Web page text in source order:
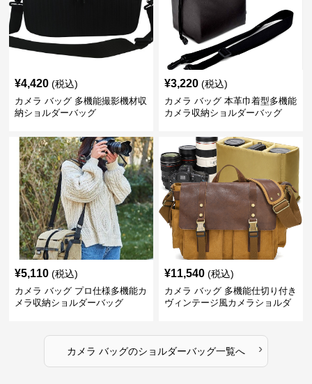
¥4,420 (税込)
カメラ バッグ 多機能撮影機材収
納ショルダーバッグ
¥3,220 (税込)
カメラ バッグ 本革巾着型多機能
カメラ収納ショルダーバッグ
¥5,110 (税込)
カメラ バッグ プロ仕様多機能カ
メラ収納ショルダーバッグ
¥11,540 (税込)
カメラ バッグ 多機能仕切り付き
ヴィンテージ風カメラショルダ
カメラ バッグのショルダーバッグ一覧へ ›